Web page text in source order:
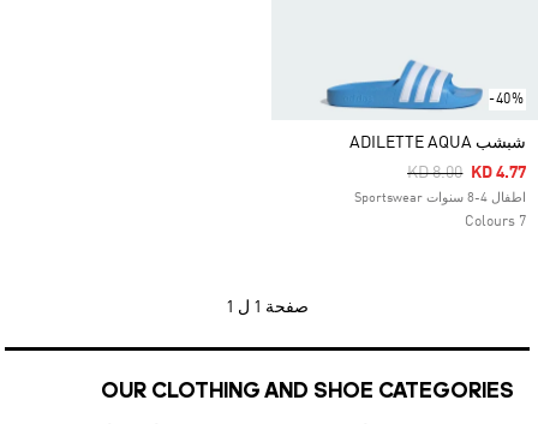
-40%
شبشب ADILETTE AQUA
Price Reduced
KD 8.00ToKD 4.77
اطفال 4-8 سنوات Sportswear
7 Colours
صفحة 1 ل 1
OUR CLOTHING AND SHOE CATEGORIES